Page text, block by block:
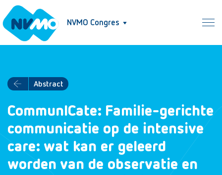
NVMO Congres
Abstract
CommunICate: Familie-gerichte
communicatie op de intensive
care: wat kan er geleerd
worden van de observatie en